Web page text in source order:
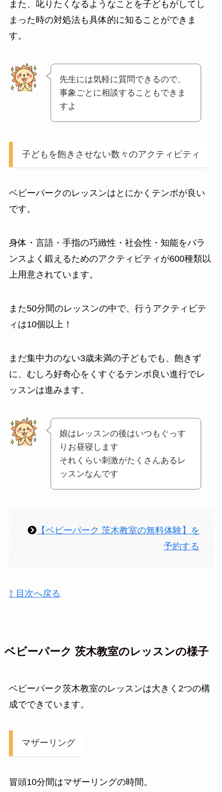
また、叱りたくなるようなことを子どもがしてし
まった時の対処法も具体的に知ることができま
す。
先生には気軽に質問できるので、
事象ごとに相談することもできま
すよ
子どもを飽きさせない数々のアクティビティ
ベビーパークのレッスンはとにかくテンポが良い
です。
身体・言語・手指の巧緻性・社会性・知能をバラ
ンスよく鍛えるためのアクティビティが600種類以
上用意されています。
また50分間のレッスンの中で、行うアクティビテ
ィは10個以上！
まだ集中力のない3歳未満の子どもでも、飽きず
に、むしろ好奇心をくすぐるテンポ良い進行でレ
ッスンは進みます。
娘はレッスンの後はいつもぐっす
りお昼寝します
それくらい刺激がたくさんあるレ
ッスンなんです
【ベビーパーク 茨木教室の無料体験】を
予約する
⇧ 目次へ戻る
ベビーパーク 茨木教室のレッスンの様子
ベビーパーク茨木教室のレッスンは大きく2つの構
成でできています。
マザーリング
冒頭10分間はマザーリングの時間。